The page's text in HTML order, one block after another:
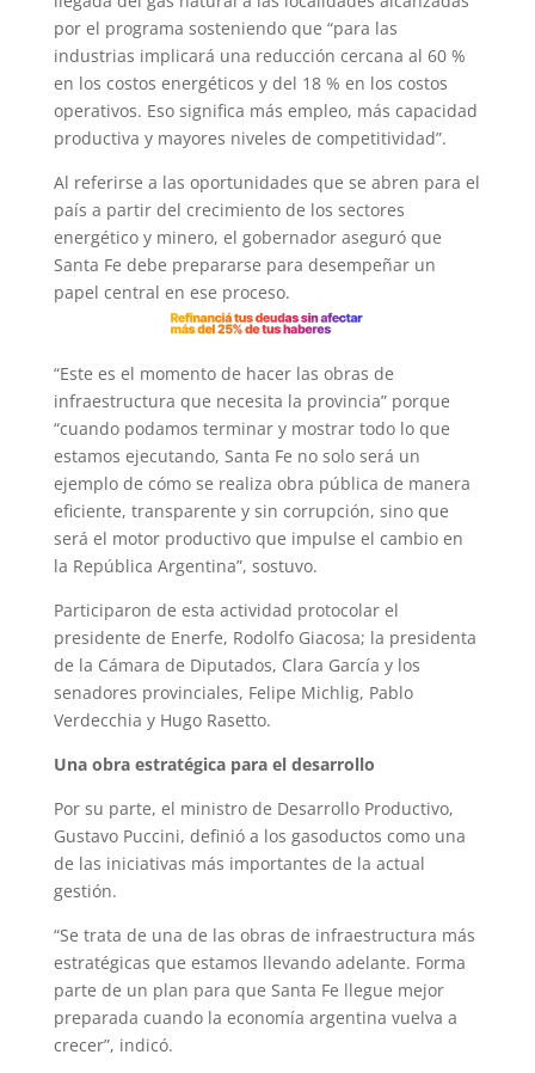
por el programa sosteniendo que “para las
industrias implicará una reducción cercana al 60 %
en los costos energéticos y del 18 % en los costos
operativos. Eso significa más empleo, más capacidad
productiva y mayores niveles de competitividad”.
Al referirse a las oportunidades que se abren para el
país a partir del crecimiento de los sectores
energético y minero, el gobernador aseguró que
Santa Fe debe prepararse para desempeñar un
papel central en ese proceso.
“Este es el momento de hacer las obras de
infraestructura que necesita la provincia” porque
“cuando podamos terminar y mostrar todo lo que
estamos ejecutando, Santa Fe no solo será un
ejemplo de cómo se realiza obra pública de manera
eficiente, transparente y sin corrupción, sino que
será el motor productivo que impulse el cambio en
la República Argentina”, sostuvo.
Participaron de esta actividad protocolar el
presidente de Enerfe, Rodolfo Giacosa; la presidenta
de la Cámara de Diputados, Clara García y los
senadores provinciales, Felipe Michlig, Pablo
Verdecchia y Hugo Rasetto.
Una obra estratégica para el desarrollo
Por su parte, el ministro de Desarrollo Productivo,
Gustavo Puccini, definió a los gasoductos como una
de las iniciativas más importantes de la actual
gestión.
“Se trata de una de las obras de infraestructura más
estratégicas que estamos llevando adelante. Forma
parte de un plan para que Santa Fe llegue mejor
preparada cuando la economía argentina vuelva a
crecer”, indicó.